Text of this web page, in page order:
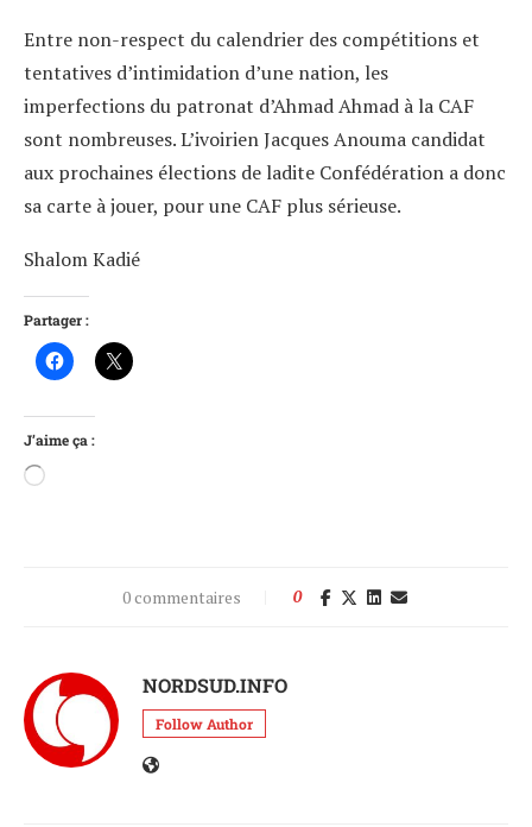
Entre non-respect du calendrier des compétitions et
tentatives d’intimidation d’une nation, les
imperfections du patronat d’Ahmad Ahmad à la CAF
sont nombreuses. L’ivoirien Jacques Anouma candidat
aux prochaines élections de ladite Confédération a donc
sa carte à jouer, pour une CAF plus sérieuse.
Shalom Kadié
Partager :
J’aime ça :
0 commentaires 0
NORDSUD.INFO
Follow Author